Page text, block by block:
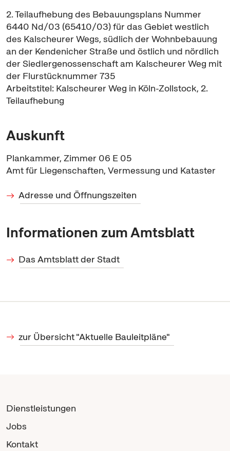
2. Teilaufhebung des Bebauungsplans Nummer
6440 Nd/03 (65410/03) für das Gebiet westlich
des Kalscheurer Wegs, südlich der Wohnbebauung
an der Kendenicher Straße und östlich und nördlich
der Siedlergenossenschaft am Kalscheurer Weg mit
der Flurstücknummer 735
Arbeitstitel: Kalscheurer Weg in Köln-Zollstock, 2.
Teilaufhebung
Auskunft
Plankammer, Zimmer 06 E 05
Amt für Liegenschaften, Vermessung und Kataster
Adresse und Öffnungszeiten
Informationen zum Amtsblatt
Das Amtsblatt der Stadt
zur Übersicht "Aktuelle Bauleitpläne"
Dienstleistungen
Jobs
Kontakt